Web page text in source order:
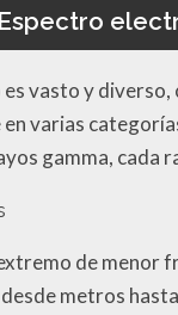
Espectro
vasto y
varias
gamma,
de
metros